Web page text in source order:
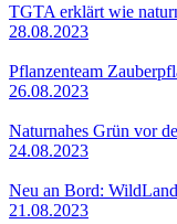
TGTA erklärt wie
28.08.2023
Pflanzenteam
26.08.2023
Naturnahes Grün vor
24.08.2023
Neu an Bord:
21.08.2023